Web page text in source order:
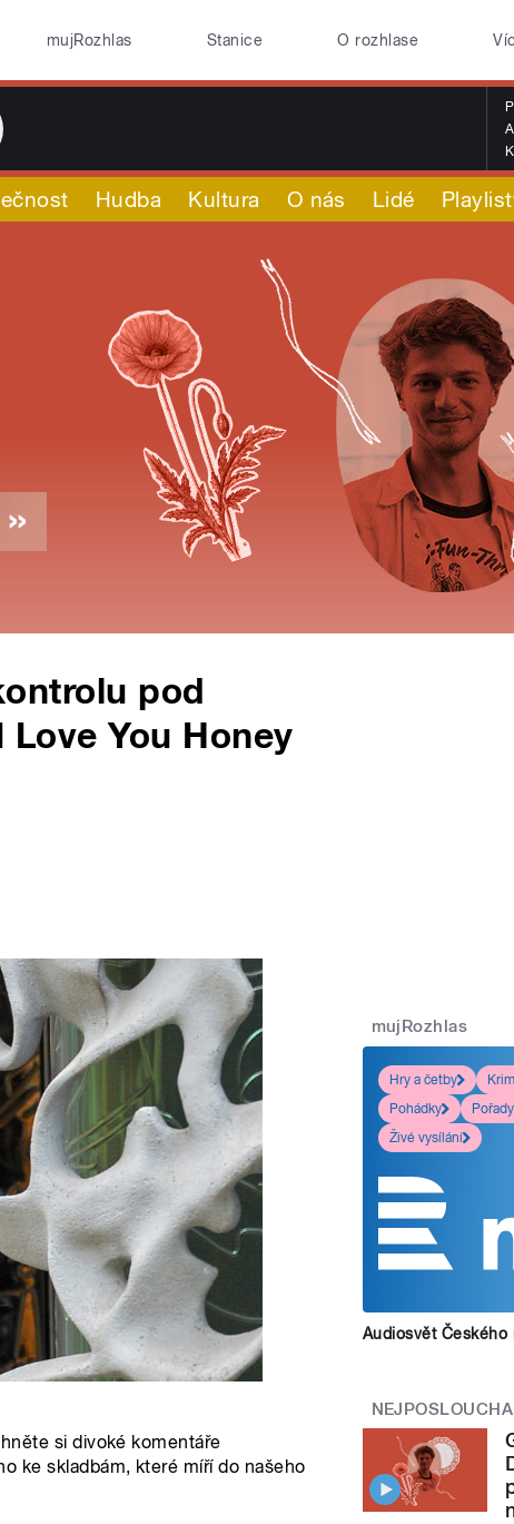
mujRozhlas Stanice O rozhlase
Hudba Kultura O nás Lidé
pod
You Honey
si divoké komentáře
ke skladbám, které míří do našeho
mujRozhlas
Hry a četby
Pohádky
Pořady
Živé vysílání
Audiosvět Českého